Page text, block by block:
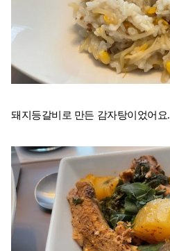
돼지등갈비로 만든 감자탕이었어요.